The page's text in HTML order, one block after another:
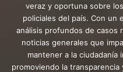
veraz y oportuna sobre
policiales del país. Con
análisis profundos de casos
noticias generales que
mantener a la ciudadanía
promoviendo la